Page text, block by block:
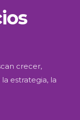
crecer,
estrategia, la